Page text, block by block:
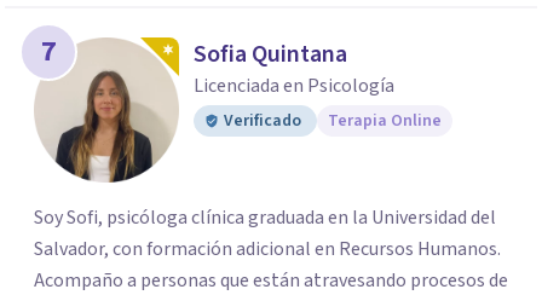
7 Sofia Quintana
Licenciada en Psicología
Verificado Terapia Online
Soy Sofi, psicóloga clínica graduada en la Universidad del
Salvador, con formación adicional en Recursos Humanos.
Acompaño a personas que están atravesando procesos de